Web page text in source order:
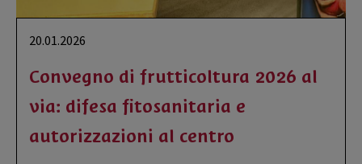
20.01.2026
Convegno di frutticoltura 2026 al
via: difesa fitosanitaria e
autorizzazioni al centro